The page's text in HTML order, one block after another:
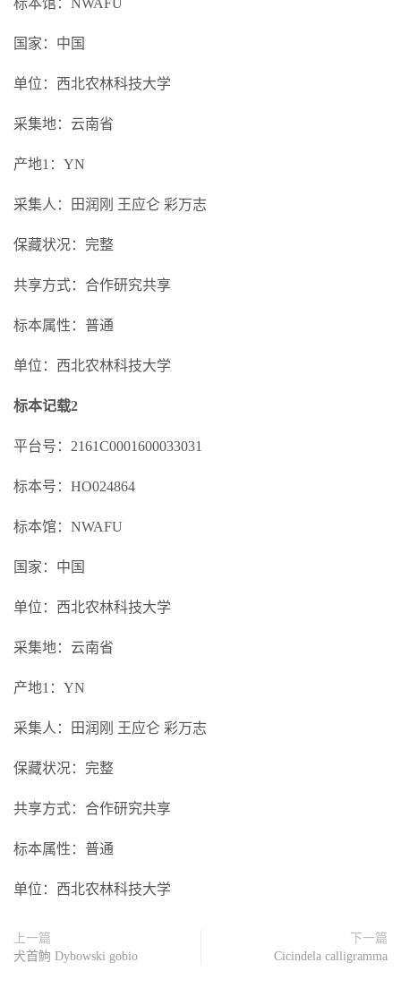
标本馆：NWAFU
国家：中国
单位：西北农林科技大学
采集地：云南省
产地1：YN
采集人：田润刚 王应仑 彩万志
保藏状况：完整
共享方式：合作研究共享
标本属性：普通
单位：西北农林科技大学
标本记载2
平台号：2161C0001600033031
标本号：HO024864
标本馆：NWAFU
国家：中国
单位：西北农林科技大学
采集地：云南省
产地1：YN
采集人：田润刚 王应仑 彩万志
保藏状况：完整
共享方式：合作研究共享
标本属性：普通
单位：西北农林科技大学
上一篇
犬首鮈 Dybowski gobio
下一篇
Cicindela calligramma